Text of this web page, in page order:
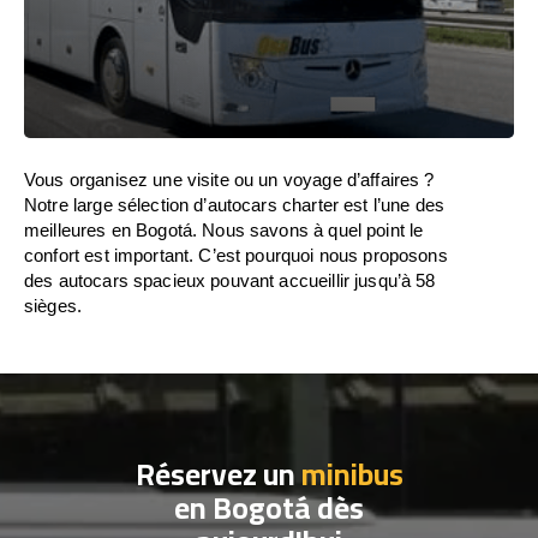
Vous organisez une visite ou un voyage d’affaires ?
Notre large sélection d’autocars charter est l’une des
meilleures en Bogotá. Nous savons à quel point le
confort est important. C’est pourquoi nous proposons
des autocars spacieux pouvant accueillir jusqu’à 58
sièges.
Réservez unminibus
en Bogotá dès